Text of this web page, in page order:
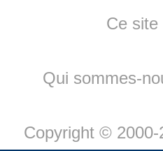
Ce
Qui sommes-
Copyright ©